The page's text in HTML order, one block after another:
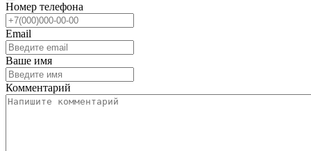
Номер телефона
Email
Ваше имя
Комментарий